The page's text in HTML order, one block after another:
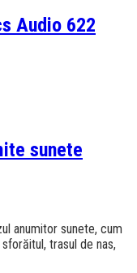
Audio 622
sunete
anumitor sunete, cum
trasul de nas,